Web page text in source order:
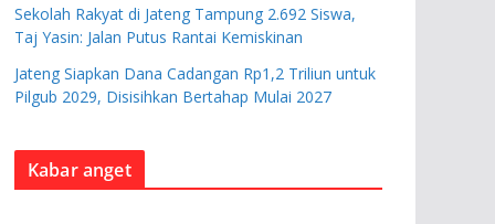
Sekolah Rakyat di Jateng Tampung 2.692 Siswa,
Taj Yasin: Jalan Putus Rantai Kemiskinan
Jateng Siapkan Dana Cadangan Rp1,2 Triliun untuk
Pilgub 2029, Disisihkan Bertahap Mulai 2027
Kabar anget